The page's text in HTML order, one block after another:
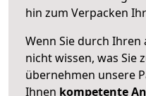
hin zum Verpacken
Wenn Sie durch
nicht wissen, was Sie
übernehmen unsere
Ihnen kompetente